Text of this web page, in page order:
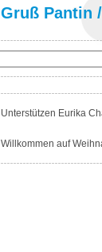
Gruß Pantin /
Unterstützen Eurika
Willkommen auf